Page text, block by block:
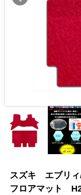
スズキ エブリ
フロアマット